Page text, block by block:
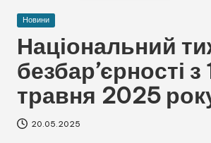
а
к
л
і
й
Опубліковано
Новини
Національний
безбар’єрності
травня 2025
20.05.2025